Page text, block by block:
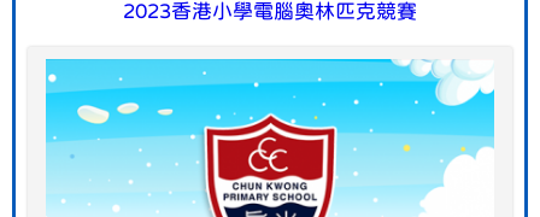
2023香港小學電腦奧林匹克競賽